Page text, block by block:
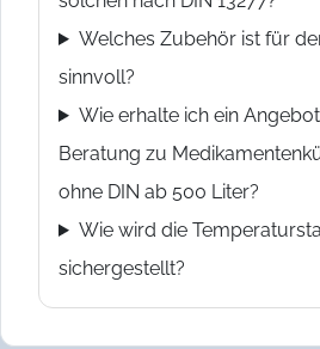
Welches Zubehör ist für
sinnvoll?
Wie erhalte ich ein
Beratung zu
ohne DIN ab 500 Liter?
Wie wird die
sichergestellt?